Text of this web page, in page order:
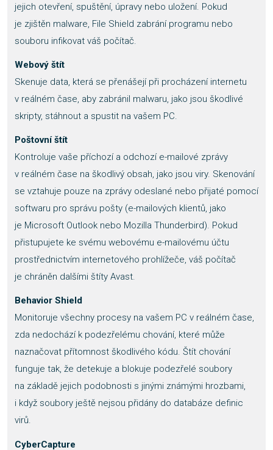
jejich otevření, spuštění, úpravy nebo uložení. Pokud
je zjištěn malware, File Shield zabrání programu nebo
souboru infikovat váš počítač.
Webový štít
Skenuje data, která se přenášejí při procházení internetu
v reálném čase, aby zabránil malwaru, jako jsou škodlivé
skripty, stáhnout a spustit na vašem PC.
Poštovní štít
Kontroluje vaše příchozí a odchozí e-mailové zprávy
v reálném čase na škodlivý obsah, jako jsou viry. Skenování
se vztahuje pouze na zprávy odeslané nebo přijaté pomocí
softwaru pro správu pošty (e-mailových klientů, jako
je Microsoft Outlook nebo Mozilla Thunderbird). Pokud
přistupujete ke svému webovému e-mailovému účtu
prostřednictvím internetového prohlížeče, váš počítač
je chráněn dalšími štíty Avast.
Behavior Shield
Monitoruje všechny procesy na vašem PC v reálném čase,
zda nedochází k podezřelému chování, které může
naznačovat přítomnost škodlivého kódu. Štít chování
funguje tak, že detekuje a blokuje podezřelé soubory
na základě jejich podobnosti s jinými známými hrozbami,
i když soubory ještě nejsou přidány do databáze definic
virů.
CyberCapture